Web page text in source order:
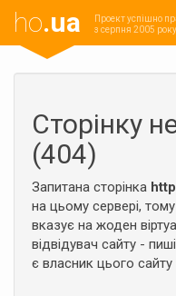
ho.ua
Проект успішно
з серпня 2005 року
Сторінку
(404)
Запитана сторінка
на цьому сервері,
вказує на жоден
відвідувач сайту -
є власник цього сайту